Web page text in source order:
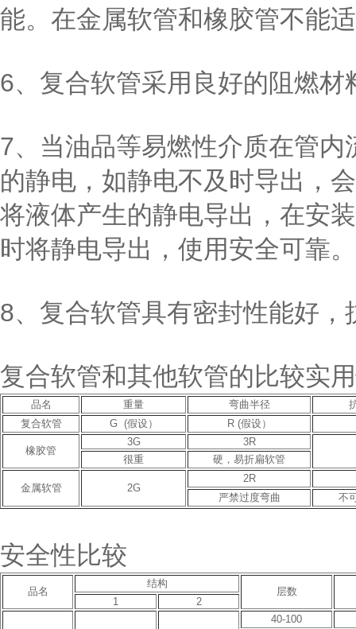
能。在金属软管和橡胶管不能
6、复合软管采用良好的阻燃
7、当油品等易燃性介质在管
的静电，如静电不及时导出，
将液体产生的静电导出，在安
时将静电导出，使用安全可靠。
8、复合软管具有密封性能好
复合软管和其他软管的比较实
品名 重量 弯曲半径
复合软管
G (假设） R (假设）
橡胶管
3G
3R
很重
硬，易折扁软管
金属软管 2G
2R
严禁过度弯曲
不
安全性比较
品名
结构
层数
1
2
40-100